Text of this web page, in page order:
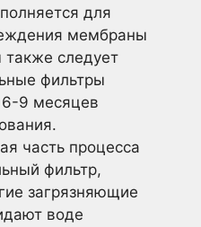
для
мембраны
также следует
фильтры
6-9 месяцев
часть процесса
фильтр,
загрязняющие
воде